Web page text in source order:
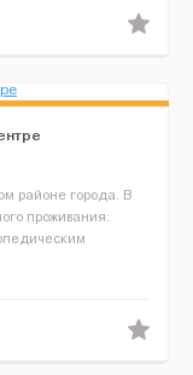
районе города. В
проживания:
принадл...